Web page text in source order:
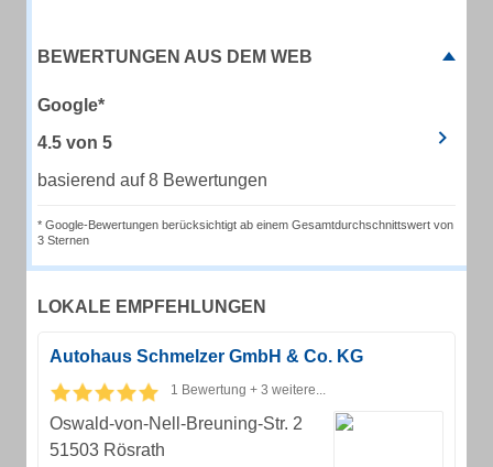
BEWERTUNGEN AUS DEM WEB
Google*
4.5 von 5
basierend auf 8 Bewertungen
* Google-Bewertungen berücksichtigt ab einem Gesamtdurchschnittswert von
3 Sternen
LOKALE EMPFEHLUNGEN
Autohaus Schmelzer GmbH & Co. KG
1 Bewertung + 3 weitere...
Oswald-von-Nell-Breuning-Str. 2
51503 Rösrath